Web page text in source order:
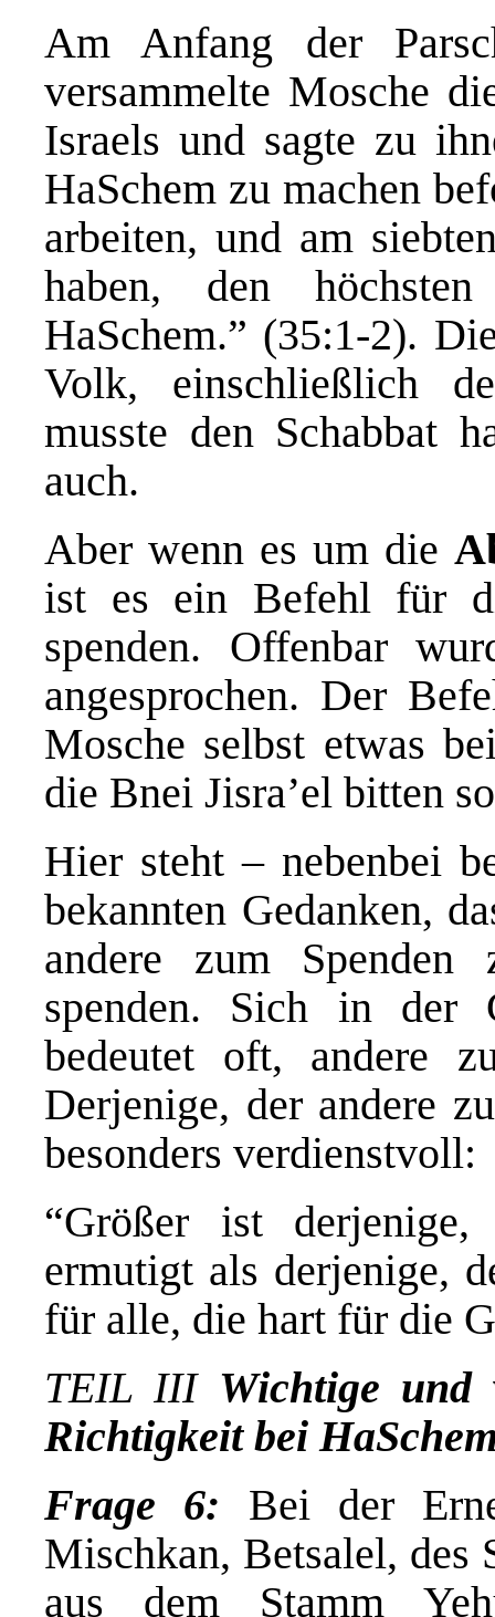
Am Anfang der
versammelte Mosche
Israels und sagte zu
HaSchem zu machen
arbeiten, und am
haben, den
HaSchem.” (35:1-2).
Volk, einschließlich
musste den Schabbat
auch.
Aber wenn es um die
ist es ein Befehl für
spenden. Offenbar
angesprochen. Der
Mosche selbst etwas
die Bnei Jisra’el bitten
Hier steht – nebenbei
bekannten Gedanken,
andere zum
spenden. Sich in der
bedeutet oft, andere
Derjenige, der andere
besonders verdienstvoll:
“Größer ist
ermutigt als derjenige,
für alle, die hart für die
TEIL III Wichtige und
Richtigkeit bei
Frage 6:
Bei der
Mischkan, Betsalel, des
aus dem Stamm